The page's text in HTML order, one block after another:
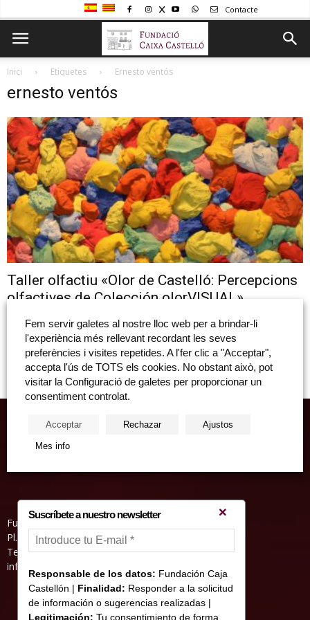
Contacte
Inici Etiquetes Ernesto ventós
ernesto ventós
Taller olfactiu «Olor de Castelló: Percepcions
olfactives de Colección olorVISUAL»
Taller olfactiu Olor de Castelló: Percepcions olfactives de Colección
olorVISUAL Dissabte, 17 d’abril, 11.30 hores. Sala San Miguel de la
Fundació Caixa Castelló (d’Enmig, 17. Castelló). Aforament limitat....
Fundació Caixa Castelló • Casa Abadía
Pl. de l’Herba, s/nº. 12001 Castelló de la Plana
Telèfon 964 232 551 • Fax 964 231 550
informacion@fundacioncajacastellon.es
Suscríbete a nuestro newsletter
Responsable de los datos: Fundación Caja
Castellón | Finalidad: Responder a la solicitud
de información o sugerencias realizadas |
Legitimación: Tu consentimiento de forma
Fem servir galetes al nostre lloc web per a brindar-li
l'experiència més rellevant recordant les seves
preferències i visites repetides. A l'fer clic a "Acceptar",
accepta l'ús de TOTS els cookies. No obstant això, pot
visitar la Configuració de galetes per proporcionar un
consentiment controlat.
Acceptar Rechazar Ajustos
Mes info